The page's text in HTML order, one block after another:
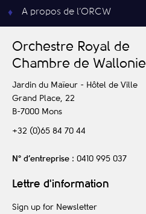
A propos de l’ORCW
Orchestre Royal de
Chambre de Wallonie
Jardin du Maïeur - Hôtel de Ville
Grand Place, 22
B-7000 Mons
+32 (0)65 84 70 44
N° d’entreprise : 0410 995 037
Lettre d'information
Sign up for Newsletter